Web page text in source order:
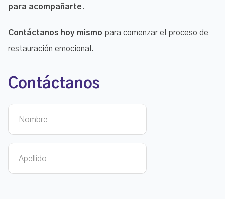
para acompañarte.
Contáctanos hoy mismo para comenzar el proceso de
restauración emocional.
Contáctanos